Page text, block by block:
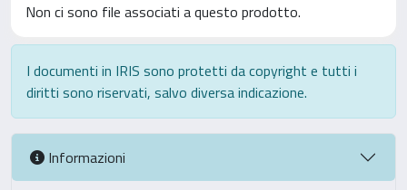
Non ci sono file associati a questo prodotto.
I documenti in IRIS sono protetti da copyright e tutti i
diritti sono riservati, salvo diversa indicazione.
Informazioni